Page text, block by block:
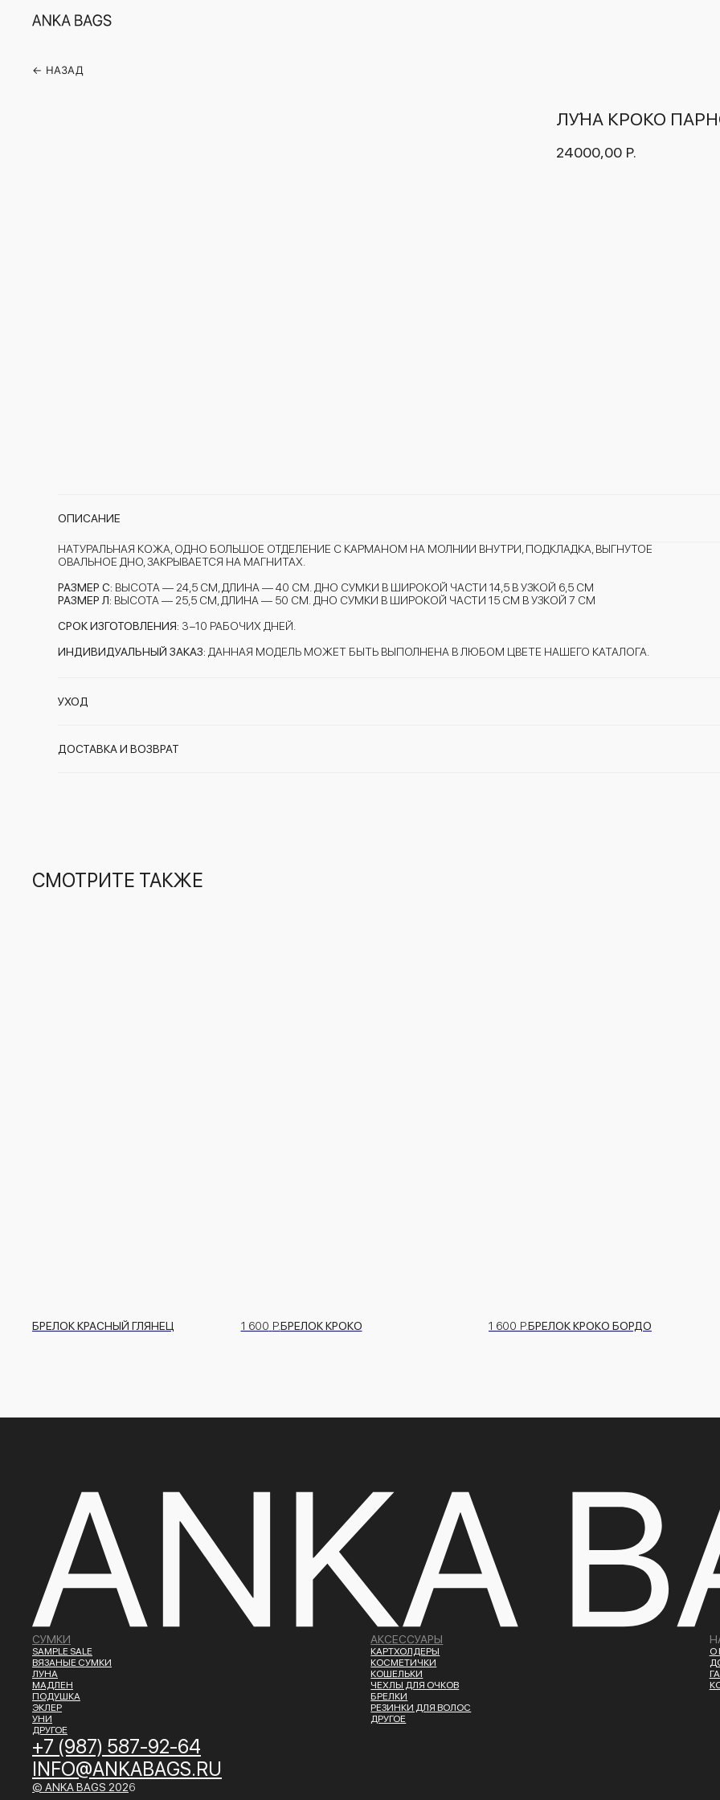
← НАЗАД
ЛУ́НА КРОКО
24000,00 Р.
ОПИСАНИЕ
НАТУРАЛЬНАЯ КОЖА, ОДНО БОЛЬШОЕ ОТДЕЛЕНИЕ С КАРМАНОМ НА МОЛНИИ ВНУТРИ, ПОДКЛАДКА, ВЫГНУТОЕ
ОВАЛЬНОЕ ДНО, ЗАКРЫВАЕТСЯ НА МАГНИТАХ.
РАЗМЕР С: ВЫСОТА — 24,5 СМ, ДЛИНА — 40 СМ. ДНО СУМКИ В ШИРОКОЙ ЧАСТИ 14,5 В УЗКОЙ 6,5 СМ
РАЗМЕР Л: ВЫСОТА — 25,5 СМ, ДЛИНА — 50 СМ. ДНО СУМКИ В ШИРОКОЙ ЧАСТИ 15 СМ В УЗКОЙ 7 СМ
СРОК ИЗГОТОВЛЕНИЯ: 3−10 РАБОЧИХ ДНЕЙ.
ИНДИВИДУАЛЬНЫЙ ЗАКАЗ: ДАННАЯ МОДЕЛЬ МОЖЕТ БЫТЬ ВЫПОЛНЕНА В ЛЮБОМ ЦВЕТЕ НАШЕГО КАТАЛОГА.
УХОД
ДОСТАВКА И ВОЗВРАТ
СМОТРИТЕ ТАКЖЕ
1 600 Р.БРЕЛОК КРОКО 1 600 Р.БРЕЛОК КРОКО БОРДО 1 600 Р.БРЕЛОК КРОКО ЧЕРНЫЙ
СУМКИ
SAMPLE SALE
ВЯЗАНЫЕ СУМКИ
ЛУНА
МАДЛЕН
ПОДУШКА
ЭКЛЕР
УНИ
ДРУГОЕ
АКСЕССУАРЫ
КАРТХОЛДЕРЫ
КОСМЕТИЧКИ
КОШЕЛЬКИ
ЧЕХЛЫ ДЛЯ ОЧКОВ
БРЕЛКИ
РЕЗИНКИ ДЛЯ ВОЛОС
ДРУГОЕ
О
+7 (987) 587-92-64
INFO@ANKABAGS.RU
© ANKA BAGS 2026